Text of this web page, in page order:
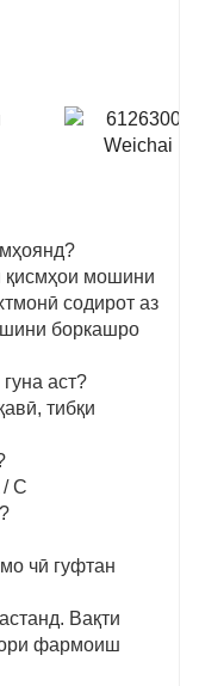
қисмҳои мошини
содирот аз
боркашро
аст?
тибқи
C
чӣ гуфтан
Вақти
фармоиш